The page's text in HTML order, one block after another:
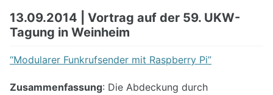
13.09.2014 | Vortrag auf der 59. UKW-
Tagung in Weinheim
“Modularer Funkrufsender mit Raspberry Pi”
Zusammenfassung: Die Abdeckung durch